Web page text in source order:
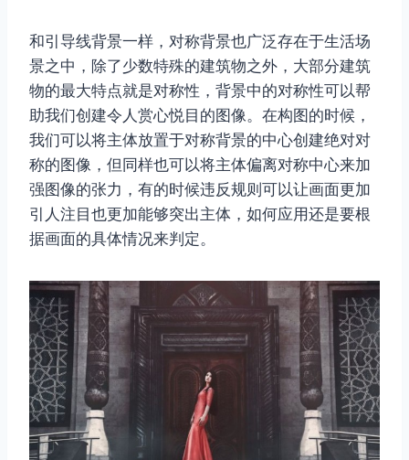
和引导线背景一样，对称背景也广泛存在于生活场
景之中，除了少数特殊的建筑物之外，大部分建筑
物的最大特点就是对称性，背景中的对称性可以帮
助我们创建令人赏心悦目的图像。在构图的时候，
我们可以将主体放置于对称背景的中心创建绝对对
称的图像，但同样也可以将主体偏离对称中心来加
强图像的张力，有的时候违反规则可以让画面更加
引人注目也更加能够突出主体，如何应用还是要根
据画面的具体情况来判定。